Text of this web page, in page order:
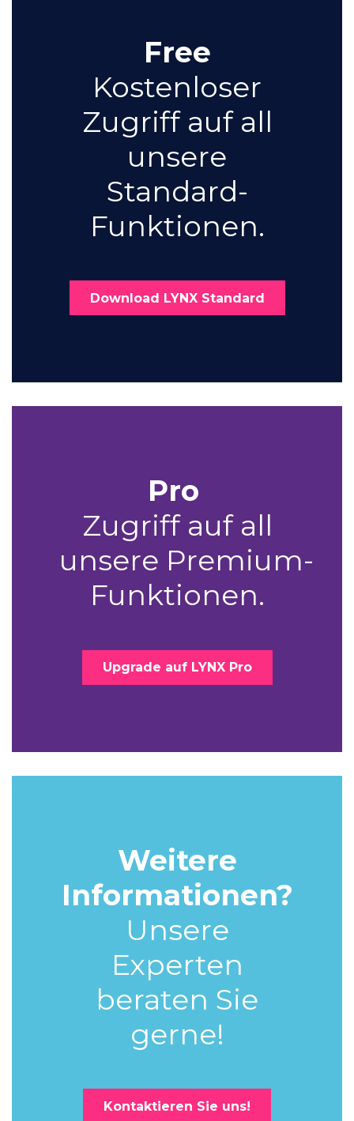
Free
Kostenloser
Zugriff auf all
unsere
Standard-
Funktionen.
Download LYNX Standard
Pro
Zugriff auf all
unsere Premium-
Funktionen.
Upgrade auf LYNX Pro
Weitere
Informationen?
Unsere
Experten
beraten Sie
gerne!
Kontaktieren Sie uns!